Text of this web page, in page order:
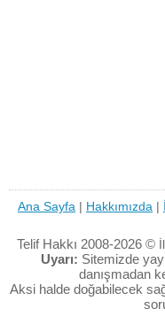
Ana Sayfa | Hakkımızda |
Telif Hakkı 2008-2026 ©
Uyarı: Sitemizde
danışmadan
Aksi halde doğabilecek